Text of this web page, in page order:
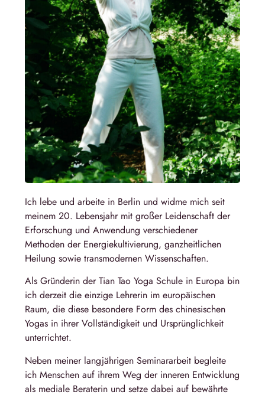
Ich lebe und arbeite in Berlin und widme mich seit
meinem 20. Lebensjahr mit großer Leidenschaft der
Erforschung und Anwendung verschiedener
Methoden der Energiekultivierung, ganzheitlichen
Heilung sowie transmodernen Wissenschaften.
Als Gründerin der Tian Tao Yoga Schule in Europa bin
ich derzeit die einzige Lehrerin im europäischen
Raum, die diese besondere Form des chinesischen
Yogas in ihrer Vollständigkeit und Ursprünglichkeit
unterrichtet.
Neben meiner langjährigen Seminararbeit begleite
ich Menschen auf ihrem Weg der inneren Entwicklung
als mediale Beraterin und setze dabei auf bewährte